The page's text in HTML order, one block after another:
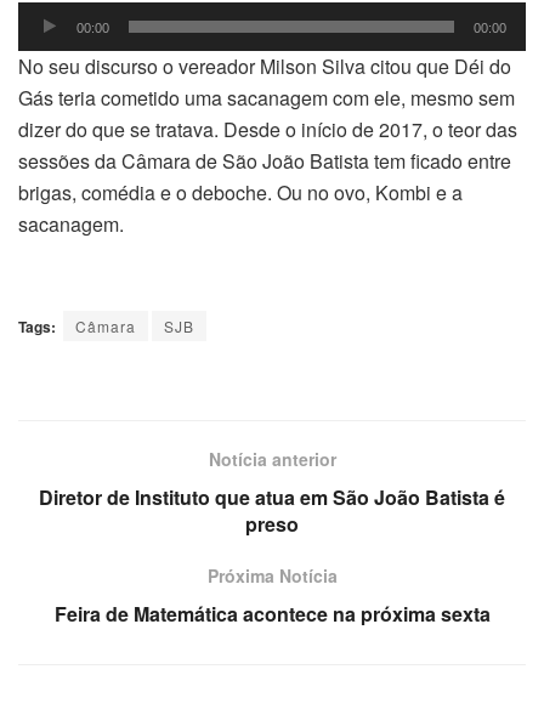
Tocador
de
áudio
00:00 00:00
No seu discurso o vereador Milson Silva citou que Déi do
Gás teria cometido uma sacanagem com ele, mesmo sem
dizer do que se tratava. Desde o início de 2017, o teor das
sessões da Câmara de São João Batista tem ficado entre
brigas, comédia e o deboche. Ou no ovo, Kombi e a
sacanagem.
Tags: Câmara SJB
Notícia anterior
Diretor de Instituto que atua em São João Batista é
preso
Próxima Notícia
Feira de Matemática acontece na próxima sexta